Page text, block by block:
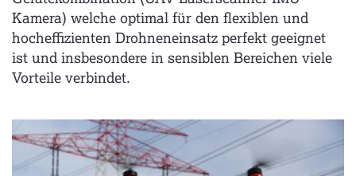
Kamera) welche optimal für den flexiblen und
hocheffizienten Drohneneinsatz perfekt geeignet
ist und insbesondere in sensiblen Bereichen viele
Vorteile verbindet.